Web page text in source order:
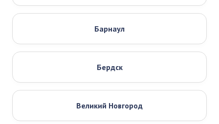
Барнаул
Бердск
Великий Новгород